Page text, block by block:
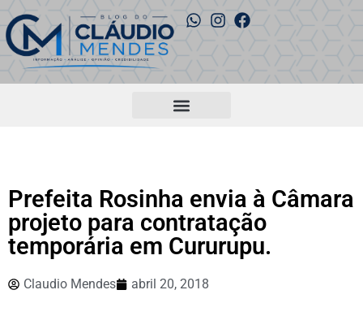
Prefeita Rosinha envia à Câmara
projeto para contratação
temporária em Cururupu.
Claudio Mendes abril 20, 2018